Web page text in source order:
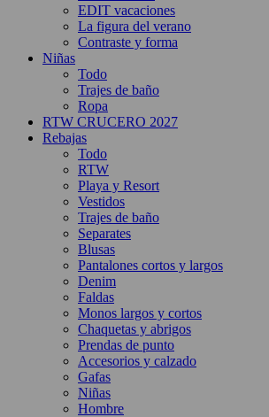
EDIT vacaciones
La figura del verano
Contraste y forma
Niñas
Todo
Trajes de baño
Ropa
RTW CRUCERO 2027
Rebajas
Todo
RTW
Playa y Resort
Vestidos
Trajes de baño
Separates
Blusas
Pantalones cortos y largos
Denim
Faldas
Monos largos y cortos
Chaquetas y abrigos
Prendas de punto
Accesorios y calzado
Gafas
Niñas
Hombre